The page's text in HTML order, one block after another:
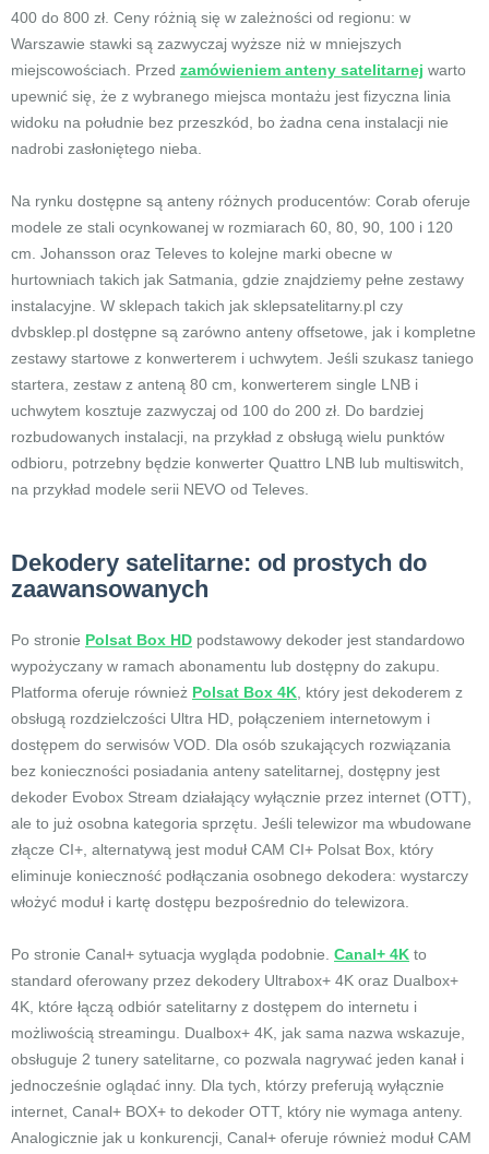
400 do 800 zł. Ceny różnią się w zależności od regionu: w
Warszawie stawki są zazwyczaj wyższe niż w mniejszych
miejscowościach. Przed zamówieniem anteny satelitarnej warto
upewnić się, że z wybranego miejsca montażu jest fizyczna linia
widoku na południe bez przeszkód, bo żadna cena instalacji nie
nadrobi zasłoniętego nieba.
Na rynku dostępne są anteny różnych producentów: Corab oferuje
modele ze stali ocynkowanej w rozmiarach 60, 80, 90, 100 i 120
cm. Johansson oraz Televes to kolejne marki obecne w
hurtowniach takich jak Satmania, gdzie znajdziemy pełne zestawy
instalacyjne. W sklepach takich jak sklepsatelitarny.pl czy
dvbsklep.pl dostępne są zarówno anteny offsetowe, jak i kompletne
zestawy startowe z konwerterem i uchwytem. Jeśli szukasz taniego
startera, zestaw z anteną 80 cm, konwerterem single LNB i
uchwytem kosztuje zazwyczaj od 100 do 200 zł. Do bardziej
rozbudowanych instalacji, na przykład z obsługą wielu punktów
odbioru, potrzebny będzie konwerter Quattro LNB lub multiswitch,
na przykład modele serii NEVO od Televes.
Dekodery satelitarne: od prostych do
zaawansowanych
Po stronie Polsat Box HD podstawowy dekoder jest standardowo
wypożyczany w ramach abonamentu lub dostępny do zakupu.
Platforma oferuje również Polsat Box 4K , który jest dekoderem z
obsługą rozdzielczości Ultra HD, połączeniem internetowym i
dostępem do serwisów VOD. Dla osób szukających rozwiązania
bez konieczności posiadania anteny satelitarnej, dostępny jest
dekoder Evobox Stream działający wyłącznie przez internet (OTT),
ale to już osobna kategoria sprzętu. Jeśli telewizor ma wbudowane
złącze CI+, alternatywą jest moduł CAM CI+ Polsat Box, który
eliminuje konieczność podłączania osobnego dekodera: wystarczy
włożyć moduł i kartę dostępu bezpośrednio do telewizora.
Po stronie Canal+ sytuacja wygląda podobnie. Canal+ 4K to
standard oferowany przez dekodery Ultrabox+ 4K oraz Dualbox+
4K, które łączą odbiór satelitarny z dostępem do internetu i
możliwością streamingu. Dualbox+ 4K, jak sama nazwa wskazuje,
obsługuje 2 tunery satelitarne, co pozwala nagrywać jeden kanał i
jednocześnie oglądać inny. Dla tych, którzy preferują wyłącznie
internet, Canal+ BOX+ to dekoder OTT, który nie wymaga anteny.
Analogicznie jak u konkurencji, Canal+ oferuje również moduł CAM